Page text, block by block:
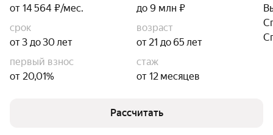
от 14 564 ₽/мес.
до 9 млн ₽
срок
от 3 до 30 лет
возраст
от 21 до 65 лет
первый взнос
от 20,01%
стаж
от 12 месяцев
Рассчитать